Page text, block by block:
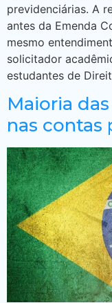
previdenciárias. A
antes da Emenda
mesmo
solicitador
estudantes de
Maioria
nas contas